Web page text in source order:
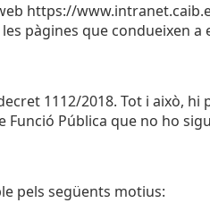
https://
pàgines que condueixen a
1112/2018. Tot i això,
Pública que no ho
pels següents motius: